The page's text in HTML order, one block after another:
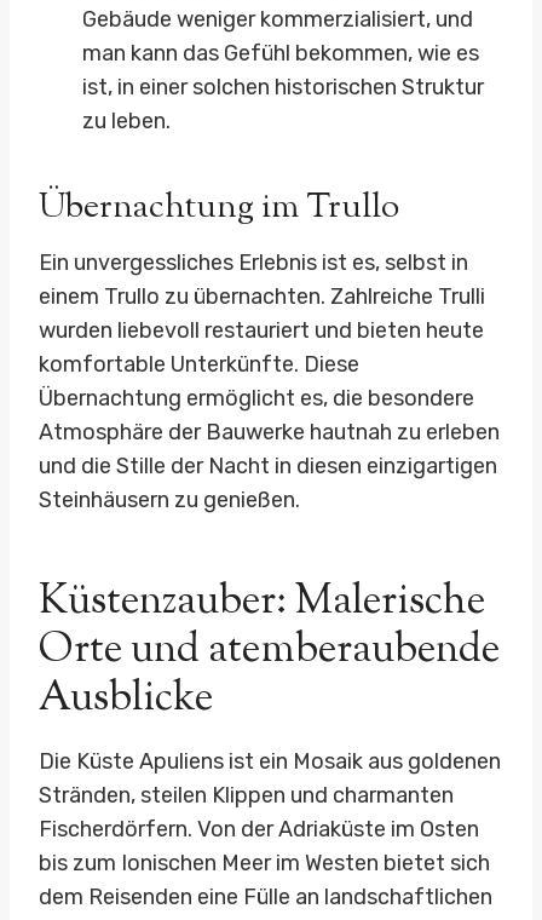
Gebäude weniger kommerzialisiert, und
man kann das Gefühl bekommen, wie es
ist, in einer solchen historischen Struktur
zu leben.
Übernachtung im Trullo
Ein unvergessliches Erlebnis ist es, selbst in
einem Trullo zu übernachten. Zahlreiche Trulli
wurden liebevoll restauriert und bieten heute
komfortable Unterkünfte. Diese
Übernachtung ermöglicht es, die besondere
Atmosphäre der Bauwerke hautnah zu erleben
und die Stille der Nacht in diesen einzigartigen
Steinhäusern zu genießen.
Küstenzauber: Malerische
Orte und atemberaubende
Ausblicke
Die Küste Apuliens ist ein Mosaik aus goldenen
Stränden, steilen Klippen und charmanten
Fischerdörfern. Von der Adriaküste im Osten
bis zum Ionischen Meer im Westen bietet sich
dem Reisenden eine Fülle an landschaftlichen